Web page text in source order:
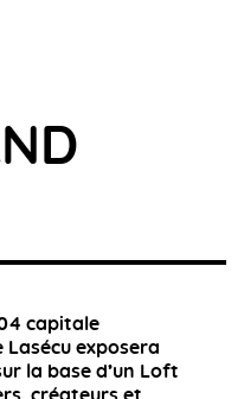
capitale
exposera
la base d’un Loft